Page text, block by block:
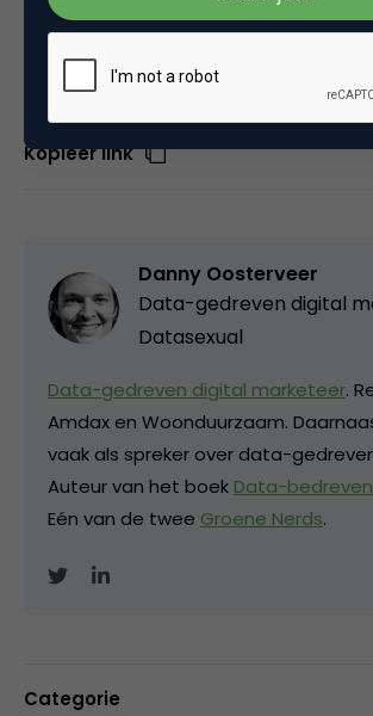
Kopieer link
Danny Oosterveer
Data-gedreven digital
Datasexual
Data-gedreven digital marketeer.
Amdax en Woonduurzaam.
vaak als spreker over data-
Auteur van het boek Data-
Eén van de twee Groene Nerds.
Categorie